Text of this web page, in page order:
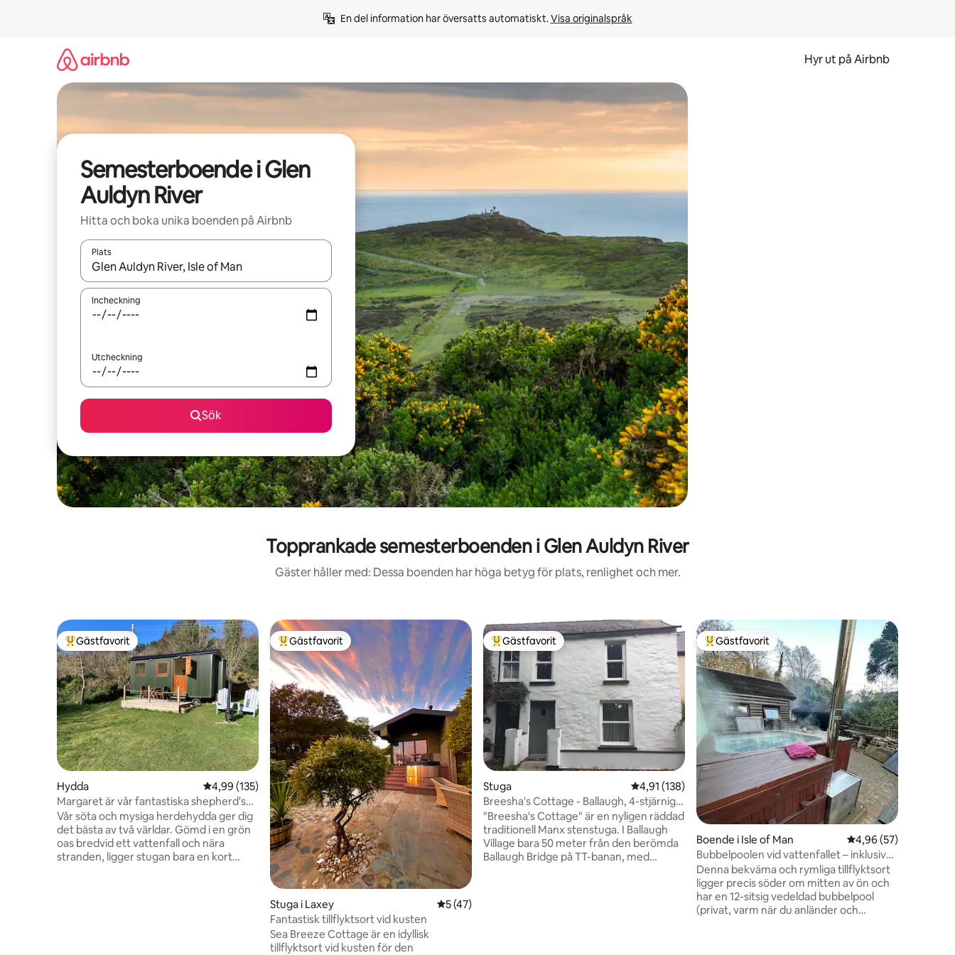
En del information har översatts automatiskt. Visa originalspråk
Hyr ut på Airbnb
Semesterboende i Glen
Auldyn River
Hitta och boka unika boenden på Airbnb
Plats
När resultaten är tillgängliga kan du navigera med upp- och nedåtpilarna eller utforska genom att trycka eller svepa.
Incheckning
Utcheckning
Sök
Topprankade semesterboenden i Glen Auldyn River
Gäster håller med: Dessa boenden har höga betyg för plats, renlighet och mer.
Populär gästfavorit
Gästfavorit
Hydda 4,99 av 5 i genomsnittligt betyg, 135 omdömen
4,99 (135)
Margaret är vår fantastiska shepherd's
hut
Vår söta och mysiga herdehydda ger dig
det bästa av två världar. Gömd i en grön
oas bredvid ett vattenfall och nära
stranden, ligger stugan bara en kort
Populär gästfavorit
Gästfavorit
Stuga i Laxey 5 av 5 i genomsnittligt betyg, 47 omdömen
5 (47)
Fantastisk tillflyktsort vid kusten
Sea Breeze Cottage är en idyllisk
tillflyktsort vid kusten för den
Populär gästfavorit
Gästfavorit
Stuga 4,91 av 5 i genomsnittligt betyg, 138 omdömen
4,91 (138)
Breesha's Cottage - Ballaugh, 4-stjärnig
självhushåll
"Breesha's Cottage" är en nyligen räddad
traditionell Manx stenstuga. I Ballaugh
Village bara 50 meter från den berömda
Ballaugh Bridge på TT-banan, med
Populär gästfavorit
Gästfavorit
Boende i Isle of Man 4,96 av 5 i
4,96 (57)
Bubbelpoolen vid vattenfallet – inklusive
faciliteter
Denna bekväma och rymliga tillflyktsort
ligger precis söder om mitten av ön och
har en 12-sitsig vedeldad bubbelpool
(privat, varm när du anländer och